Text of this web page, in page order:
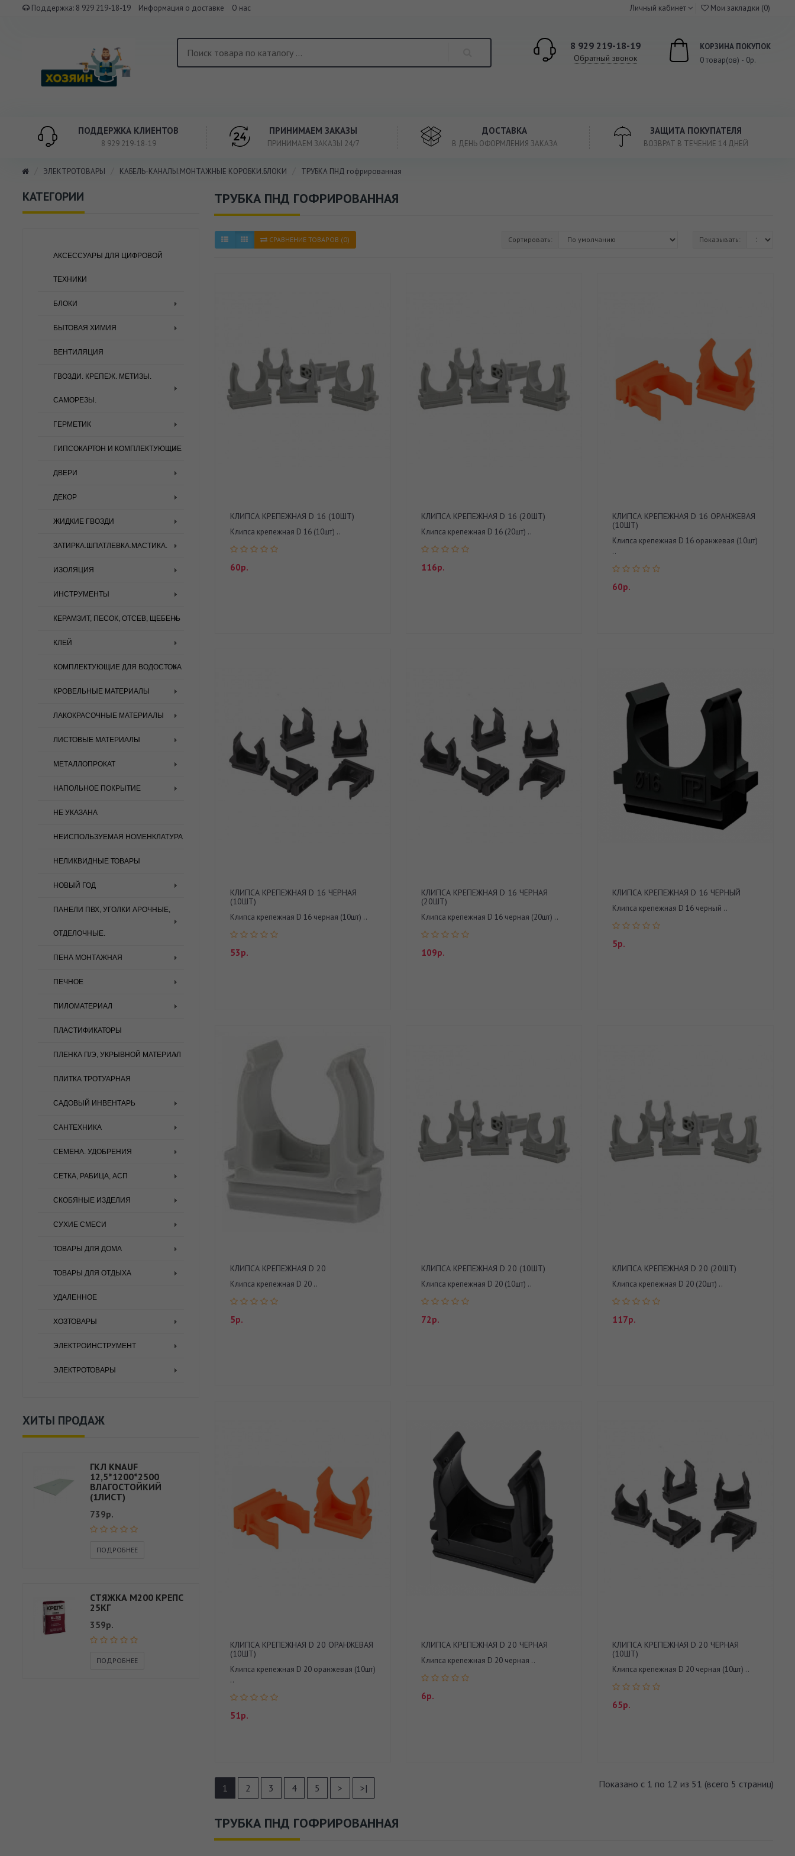
Поддержка: 8 929 219-18-19 Информация о доставке О нас Личный кабинет Мои закладки (0)
8 929 219-18-19
Обратный звонок
КОРЗИНА ПОКУПОК
0 товар(ов) - 0р.
ПОДДЕРЖКА КЛИЕНТОВ
8 929 219-18-19
ПРИНИМАЕМ ЗАКАЗЫ
ПРИНИМАЕМ ЗАКАЗЫ 24/7
ДОСТАВКА
В ДЕНЬ ОФОРМЛЕНИЯ ЗАКАЗА
ЗАЩИТА ПОКУПАТЕЛЯ
ВОЗВРАТ В ТЕЧЕНИЕ 14 ДНЕЙ
ЭЛЕКТРОТОВАРЫ КАБЕЛЬ-КАНАЛЫ.МОНТАЖНЫЕ КОРОБКИ.БЛОКИ ТРУБКА ПНД гофрированная
КАТЕГОРИИ
АКСЕССУАРЫ ДЛЯ ЦИФРОВОЙ
ТЕХНИКИ
БЛОКИ
БЫТОВАЯ ХИМИЯ
ВЕНТИЛЯЦИЯ
ГВОЗДИ. КРЕПЕЖ. МЕТИЗЫ.
САМОРЕЗЫ.
ГЕРМЕТИК
ГИПСОКАРТОН И КОМПЛЕКТУЮЩИЕ
ДВЕРИ
ДЕКОР
ЖИДКИЕ ГВОЗДИ
ЗАТИРКА.ШПАТЛЕВКА.МАСТИКА.
ИЗОЛЯЦИЯ
ИНСТРУМЕНТЫ
КЕРАМЗИТ, ПЕСОК, ОТСЕВ, ЩЕБЕНЬ
КЛЕЙ
КОМПЛЕКТУЮЩИЕ ДЛЯ ВОДОСТОКА
КРОВЕЛЬНЫЕ МАТЕРИАЛЫ
ЛАКОКРАСОЧНЫЕ МАТЕРИАЛЫ
ЛИСТОВЫЕ МАТЕРИАЛЫ
МЕТАЛЛОПРОКАТ
НАПОЛЬНОЕ ПОКРЫТИЕ
НЕ УКАЗАНА
НЕИСПОЛЬЗУЕМАЯ НОМЕНКЛАТУРА
НЕЛИКВИДНЫЕ ТОВАРЫ
НОВЫЙ ГОД
ПАНЕЛИ ПВХ, УГОЛКИ АРОЧНЫЕ,
ОТДЕЛОЧНЫЕ.
ПЕНА МОНТАЖНАЯ
ПЕЧНОЕ
ПИЛОМАТЕРИАЛ
ПЛАСТИФИКАТОРЫ
ПЛЕНКА П/Э, УКРЫВНОЙ МАТЕРИАЛ
ПЛИТКА ТРОТУАРНАЯ
САДОВЫЙ ИНВЕНТАРЬ
САНТЕХНИКА
СЕМЕНА. УДОБРЕНИЯ
СЕТКА, РАБИЦА, АСП
СКОБЯНЫЕ ИЗДЕЛИЯ
СУХИЕ СМЕСИ
ТОВАРЫ ДЛЯ ДОМА
ТОВАРЫ ДЛЯ ОТДЫХА
УДАЛЕННОЕ
ХОЗТОВАРЫ
ЭЛЕКТРОИНСТРУМЕНТ
ЭЛЕКТРОТОВАРЫ
ХИТЫ ПРОДАЖ
ГКЛ KNAUF
12,5*1200*2500
ВЛАГОСТОЙКИЙ
(1ЛИСТ)
739р.
ПОДРОБНЕЕ
СТЯЖКА М200 КРЕПС
25КГ
359р.
ПОДРОБНЕЕ
ТРУБКА ПНД ГОФРИРОВАННАЯ
СРАВНЕНИЕ ТОВАРОВ (0) Сортировать: Показывать:
КЛИПСА КРЕПЕЖНАЯ D 16 (10ШТ)
Клипса крепежная D 16 (10шт) ..
60р.
КЛИПСА КРЕПЕЖНАЯ D 16 (20ШТ)
Клипса крепежная D 16 (20шт) ..
116р.
КЛИПСА КРЕПЕЖНАЯ D 16 ОРАНЖЕВАЯ
(10ШТ)
Клипса крепежная D 16 оранжевая (10шт)
..
60р.
КЛИПСА КРЕПЕЖНАЯ D 16 ЧЕРНАЯ
(10ШТ)
Клипса крепежная D 16 черная (10шт) ..
53р.
КЛИПСА КРЕПЕЖНАЯ D 16 ЧЕРНАЯ
(20ШТ)
Клипса крепежная D 16 черная (20шт) ..
109р.
КЛИПСА КРЕПЕЖНАЯ D 16 ЧЕРНЫЙ
Клипса крепежная D 16 черный ..
5р.
КЛИПСА КРЕПЕЖНАЯ D 20
Клипса крепежная D 20 ..
5р.
КЛИПСА КРЕПЕЖНАЯ D 20 (10ШТ)
Клипса крепежная D 20 (10шт) ..
72р.
КЛИПСА КРЕПЕЖНАЯ D 20 (20ШТ)
Клипса крепежная D 20 (20шт) ..
117р.
КЛИПСА КРЕПЕЖНАЯ D 20 ОРАНЖЕВАЯ
(10ШТ)
Клипса крепежная D 20 оранжевая (10шт)
..
51р.
КЛИПСА КРЕПЕЖНАЯ D 20 ЧЕРНАЯ
Клипса крепежная D 20 черная ..
6р.
КЛИПСА КРЕПЕЖНАЯ D 20 ЧЕРНАЯ
(10ШТ)
Клипса крепежная D 20 черная (10шт) ..
65р.
1 2 3 4 5 > >| Показано с 1 по 12 из 51 (всего 5 страниц)
ТРУБКА ПНД ГОФРИРОВАННАЯ